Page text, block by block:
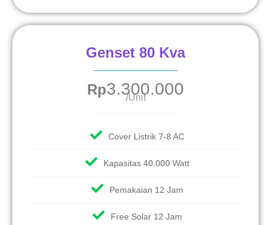
Genset 80 Kva
Rp3.300.000
/Unit
Cover Listrik 7-8 AC
Kapasitas 40.000 Watt
Pemakaian 12 Jam
Free Solar 12 Jam